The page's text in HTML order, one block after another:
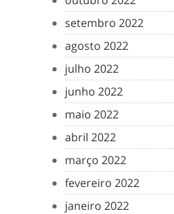
setembro 2022
agosto 2022
julho 2022
junho 2022
maio 2022
abril 2022
março 2022
fevereiro 2022
janeiro 2022